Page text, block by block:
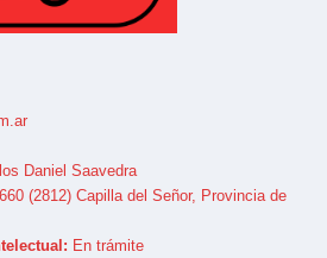
Daniel Saavedra
(2812) Capilla del Señor, Provincia de
En trámite